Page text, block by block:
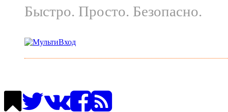
Быстро. Просто. Безопасно.